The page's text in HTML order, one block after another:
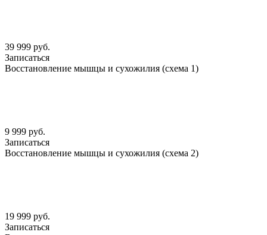
39 999 руб.
Записаться
Восстановление мышцы и сухожилия (схема 1)
9 999 руб.
Записаться
Восстановление мышцы и сухожилия (схема 2)
19 999 руб.
Записаться